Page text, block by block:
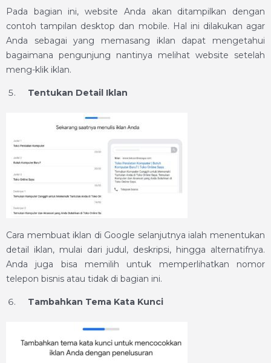
Pada bagian ini, website Anda akan ditampilkan dengan
contoh tampilan desktop dan mobile. Hal ini dilakukan agar
Anda sebagai yang memasang iklan dapat mengetahui
bagaimana pengunjung nantinya melihat website setelah
meng-klik iklan.
Tentukan Detail Iklan
Cara membuat iklan di Google selanjutnya ialah menentukan
detail iklan, mulai dari judul, deskripsi, hingga alternatifnya.
Anda juga bisa memilih untuk memperlihatkan nomor
telepon bisnis atau tidak di bagian ini.
Tambahkan Tema Kata Kunci